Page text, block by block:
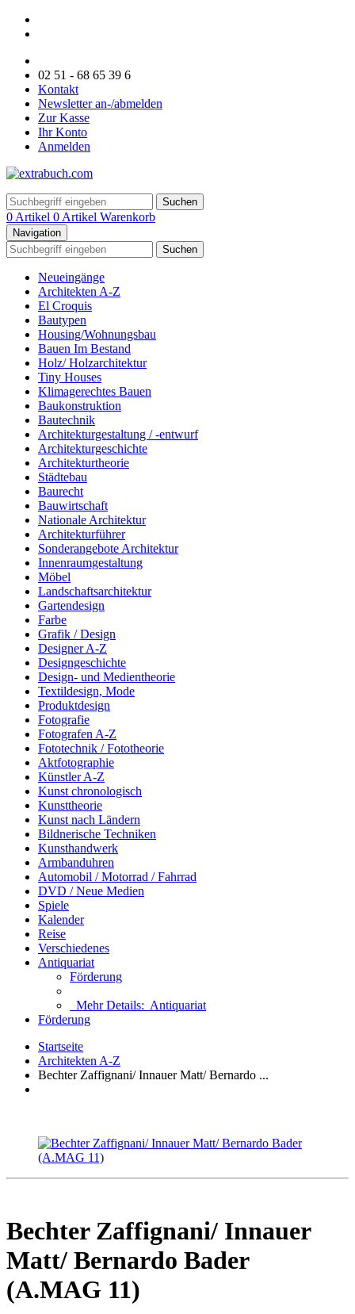
02 51 - 68 65 39 6
Kontakt
Newsletter an-/abmelden
Zur Kasse
Ihr Konto
Anmelden
Suchen
0 Artikel 0 Artikel Warenkorb
Navigation
Suchen
Neueingänge
Architekten A-Z
El Croquis
Bautypen
Housing/Wohnungsbau
Bauen Im Bestand
Holz/ Holzarchitektur
Tiny Houses
Klimagerechtes Bauen
Baukonstruktion
Bautechnik
Architekturgestaltung / -entwurf
Architekturgeschichte
Architekturtheorie
Städtebau
Baurecht
Bauwirtschaft
Nationale Architektur
Architekturführer
Sonderangebote Architektur
Innenraumgestaltung
Möbel
Landschaftsarchitektur
Gartendesign
Farbe
Grafik / Design
Designer A-Z
Designgeschichte
Design- und Medientheorie
Textildesign, Mode
Produktdesign
Fotografie
Fotografen A-Z
Fototechnik / Fototheorie
Aktfotographie
Künstler A-Z
Kunst chronologisch
Kunsttheorie
Kunst nach Ländern
Bildnerische Techniken
Kunsthandwerk
Armbanduhren
Automobil / Motorrad / Fahrrad
DVD / Neue Medien
Spiele
Kalender
Reise
Verschiedenes
Antiquariat
Förderung
Mehr Details: Antiquariat
Förderung
Startseite
Architekten A-Z
Bechter Zaffignani/ Innauer Matt/ Bernardo ...
Bechter Zaffignani/ Innauer
Matt/ Bernardo Bader
(A.MAG 11)